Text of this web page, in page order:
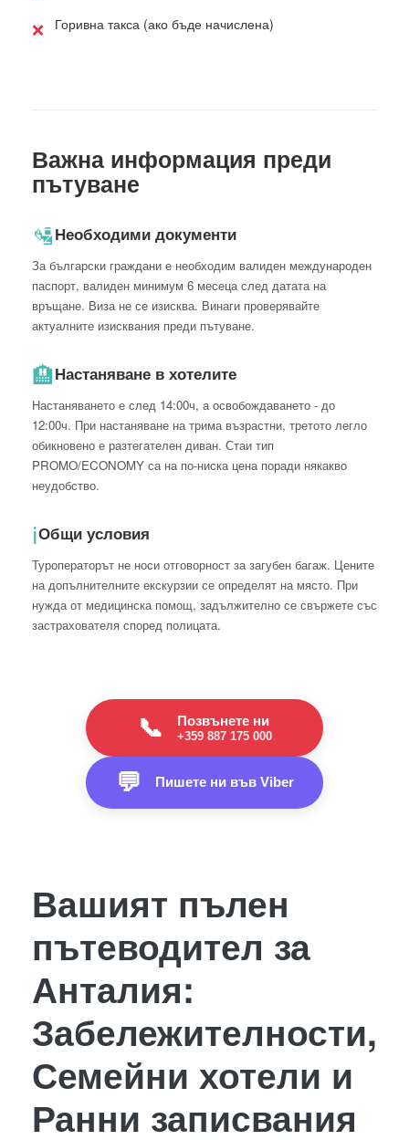
❌ Горивна такса (ако бъде начислена)
Важна информация преди
пътуване
🛂Необходими документи
За български граждани е необходим валиден международен
паспорт, валиден минимум 6 месеца след датата на
връщане. Виза не се изисква. Винаги проверявайте
актуалните изисквания преди пътуване.
🏨Настаняване в хотелите
Настаняването е след 14:00ч, а освобождаването - до
12:00ч. При настаняване на трима възрастни, третото легло
обикновено е разтегателен диван. Стаи тип
PROMO/ECONOMY са на по-ниска цена поради някакво
неудобство.
ℹ️Общи условия
Туроператорът не носи отговорност за загубен багаж. Цените
на допълнителните екскурзии се определят на място. При
нужда от медицинска помощ, задължително се свържете със
застрахователя според полицата.
📞 Позвънете ни
+359 887 175 000
💬 Пишете ни във Viber
Вашият пълен
пътеводител за
Анталия:
Забележителности,
Семейни хотели и
Ранни записвания